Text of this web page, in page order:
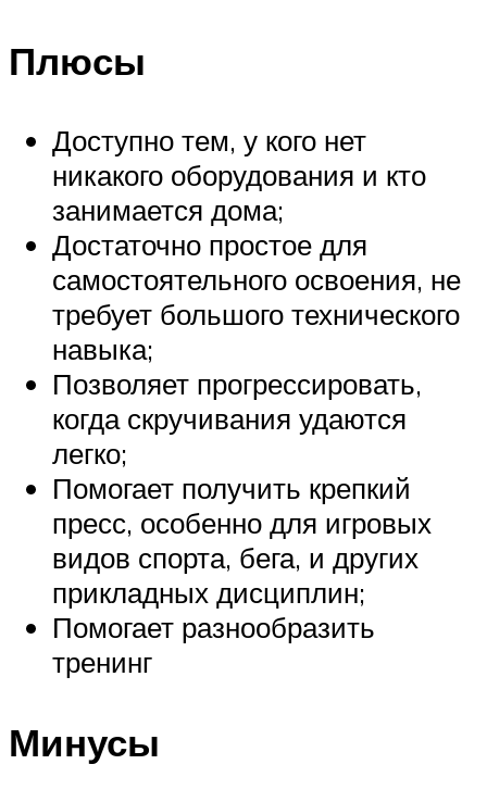
Плюсы
Доступно тем, у кого нет
никакого оборудования и кто
занимается дома;
Достаточно простое для
самостоятельного освоения, не
требует большого технического
навыка;
Позволяет прогрессировать,
когда скручивания удаются
легко;
Помогает получить крепкий
пресс, особенно для игровых
видов спорта, бега, и других
прикладных дисциплин;
Помогает разнообразить
тренинг
Минусы